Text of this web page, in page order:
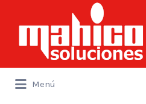
por:
Menú
por: